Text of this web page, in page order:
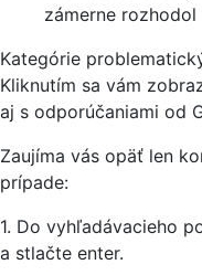
zámerne
Kategórie
Kliknutím sa vám
aj s odporúčaniami od
Zaujíma vás opäť len
prípade:
1. Do vyhľadávacieho
a stlačte enter.